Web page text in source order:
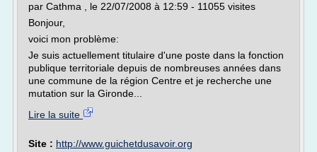
par Cathma , le 22/07/2008 à 12:59 - 11055 visites
Bonjour,
voici mon problème:
Je suis actuellement titulaire d'une poste dans la fonction
publique territoriale depuis de nombreuses années dans
une commune de la région Centre et je recherche une
mutation sur la Gironde...
Lire la suite
Site : http://www.guichetdusavoir.org